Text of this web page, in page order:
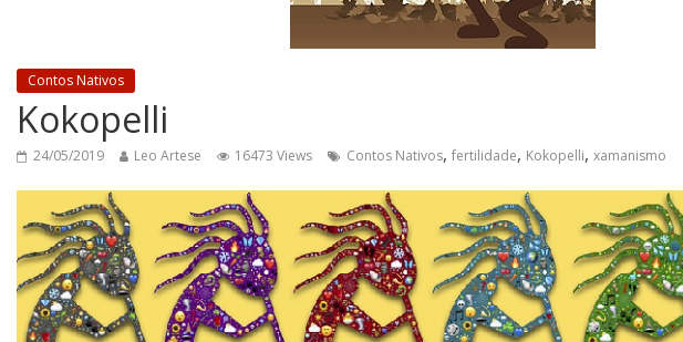
Contos Nativos
Kokopelli
24/05/2019 Leo Artese 16473 Views Contos Nativos, fertilidade, Kokopelli, xamanismo